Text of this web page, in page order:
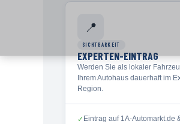
📍
SICHTBARKEIT
EXPERTEN-EINTRAG
Werden Sie als lokaler
Ihrem Autohaus dauerhaft im
Region.
✓ Eintrag auf 1A-Automarkt.de